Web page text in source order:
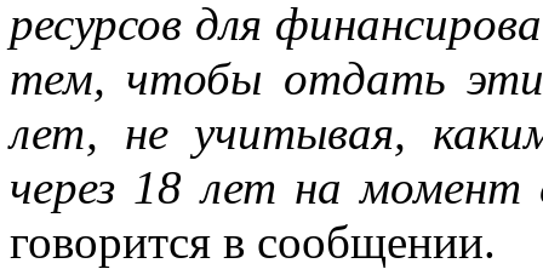
ресурсов для
тем, чтобы отдать эти
лет, не учитывая,
через 18 лет на
говорится в сообщении.